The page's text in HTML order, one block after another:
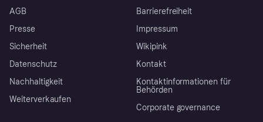
AGB
Presse
Sicherheit
Datenschutz
Nachhaltigkeit
Weiterverkaufen
Barrierefreiheit
Impressum
Wikipink
Kontakt
Kontaktinformationen für
Behörden
Corporate governance